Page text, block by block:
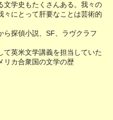
文学史もたくさんある。我々の
々にとって肝要なことは芸術的
ら探偵小説、SF、ラヴクラフ
て英米文学講義を担当していた
リカ合衆国の文学の歴